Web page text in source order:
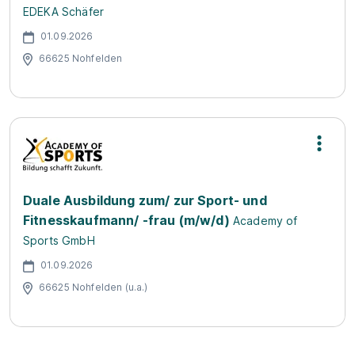
EDEKA Schäfer
01.09.2026
66625 Nohfelden
Duale Ausbildung zum/ zur Sport- und
Fitnesskaufmann/ -frau (m/w/d) Academy of
Sports GmbH
01.09.2026
66625 Nohfelden (u.a.)